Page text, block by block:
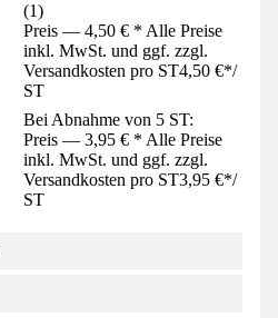
(1)
Preis — 4,50 € * Alle Preise
inkl. MwSt. und ggf. zzgl.
Versandkosten pro ST4,50 €*/
ST
Bei Abnahme von 5 ST:
Preis — 3,95 € * Alle Preise
inkl. MwSt. und ggf. zzgl.
Versandkosten pro ST3,95 €*/
ST